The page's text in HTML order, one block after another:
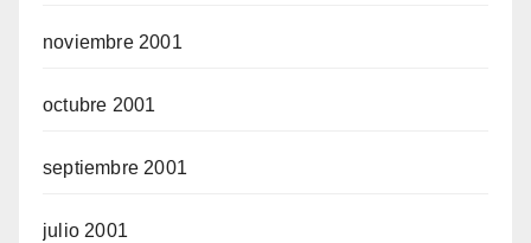
noviembre 2001
octubre 2001
septiembre 2001
julio 2001